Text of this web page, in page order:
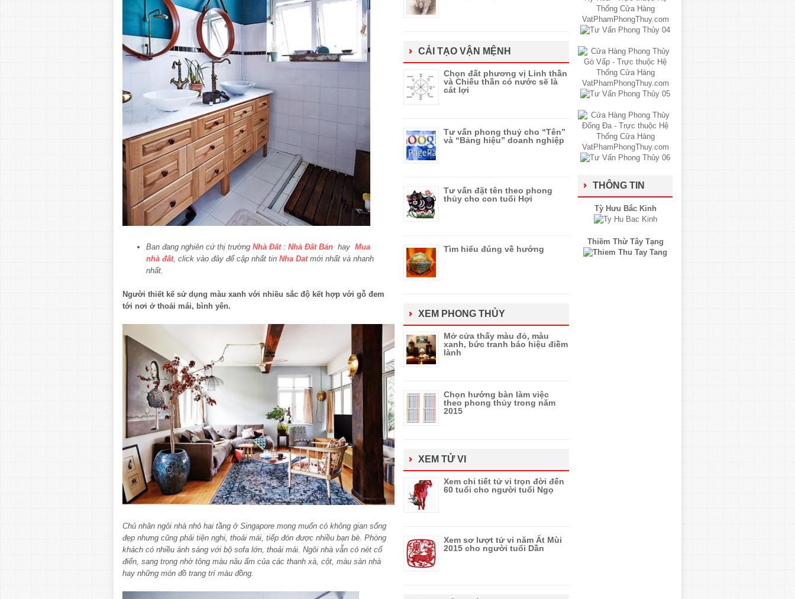
Ban đang nghiên cứ thị trường Nhà Đất: Nhà Đất Bán hay Mua
nhà đất, click vào đây để cập nhất tin Nha Dat mới nhất và nhanh
nhất.
Người thiết kế sử dụng màu xanh với nhiều sắc độ kết hợp với gỗ đem
tới nơi ở thoải mái, bình yên.
Chủ nhân ngôi nhà nhỏ hai tầng ở Singapore mong muốn có không gian sống
đẹp nhưng cũng phải tiện nghi, thoải mái, tiếp đón được nhiều bạn bè. Phòng
khách có nhiều ánh sáng với bộ sofa lớn, thoải mái. Ngôi nhà vẫn có nét cổ
điển, sang trọng nhờ tông màu nâu ấm của các thanh xà, cột, màu sàn nhà
hay những món đồ trang trí màu đồng.
CẢI TẠO VẬN MỆNH
Chọn đất phương vị Linh thần
và Chiếu thần có nước sẽ là
cát lợi
Tư vấn phong thuỷ cho “Tên”
và “Bảng hiệu” doanh nghiệp
Tư vấn đặt tên theo phong
thủy cho con tuổi Hợi
Tìm hiểu đúng về hướng
XEM PHONG THỦY
Mở cửa thấy màu đỏ, màu
xanh, bức tranh báo hiệu điềm
lành
Chọn hướng bàn làm việc
theo phong thủy trong năm
2015
XEM TỬ VI
Xem chi tiết tử vi trọn đời đến
60 tuổi cho người tuổi Ngọ
Xem sơ lượt tử vi năm Ất Mùi
2015 cho người tuổi Dần
THÔNG TIN
Tỳ Hưu Bắc Kinh
Thiềm Thừ Tây Tạng